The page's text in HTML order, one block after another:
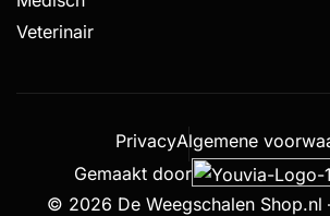
Veterinair
© 2026 De Weegschalen Shop.nl
Gemaakt door
PrivacyAlgemene